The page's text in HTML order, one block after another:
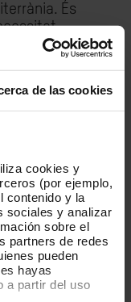
de las cookies
cookies y
(por ejemplo,
contenido y la
sociales y analizar
sobre el
partners de redes
pueden
hayas
a partir del uso
És
energètica
de
influència
i diluir
En la
a
i el